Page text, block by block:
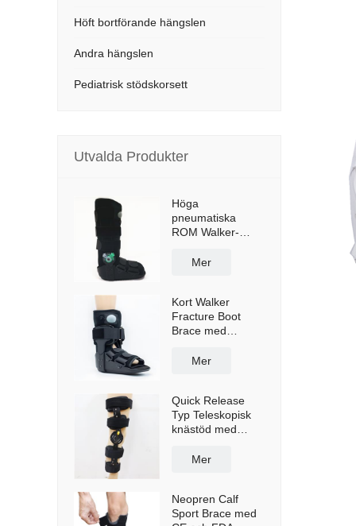
Höft bortförande hängslen
Andra hängslen
Pediatrisk stödskorsett
Utvalda Produkter
Höga
pneumatiska
ROM Walker-
med anti-halksula
Mer
Kort Walker
Fracture Boot
Brace med
Mer
Quick Release
Typ Teleskopisk
knästöd med
Mer
Neopren Calf
Sport Brace med